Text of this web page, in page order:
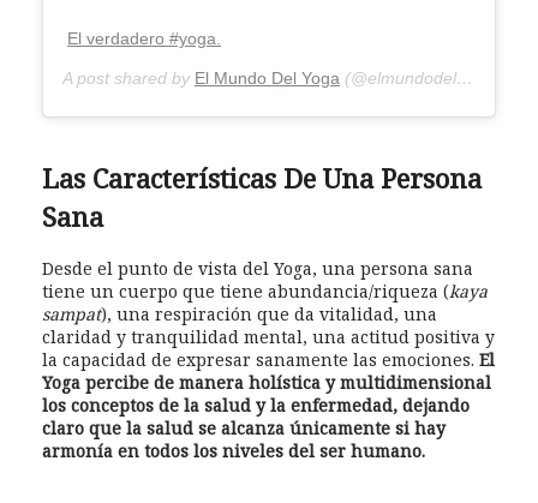
El verdadero #yoga.
A post shared by El Mundo Del Yoga (@elmundodelyoga) on
Las Características De Una Persona
Sana
Desde el punto de vista del Yoga, una persona sana
tiene un cuerpo que tiene abundancia/riqueza (kaya
sampat), una respiración que da vitalidad, una
claridad y tranquilidad mental, una actitud positiva y
la capacidad de expresar sanamente las emociones. El
Yoga percibe de manera holística y multidimensional
los conceptos de la salud y la enfermedad, dejando
claro que la salud se alcanza únicamente si hay
armonía en todos los niveles del ser humano.